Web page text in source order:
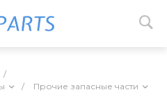
/
/
Прочие запасные части